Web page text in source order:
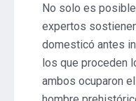
No solo es
expertos
domesticó antes
los que proceden
ambos ocuparon